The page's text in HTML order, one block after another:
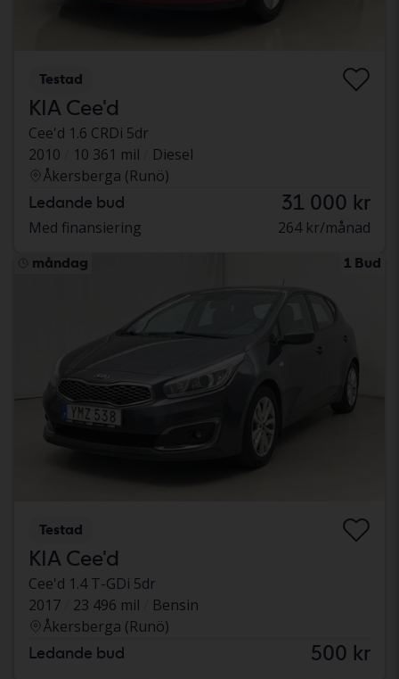
Testad
KIA Cee'd
Cee'd 1.6 CRDi 5dr
2010
10 361 mil
Diesel
Åkersberga (Runö)
Ledande bud 31 000 kr
Med finansiering 264 kr/månad
måndag 1 Bud
Testad
KIA Cee'd
Cee'd 1.4 T-GDi 5dr
2017
23 496 mil
Bensin
Åkersberga (Runö)
Ledande bud 500 kr